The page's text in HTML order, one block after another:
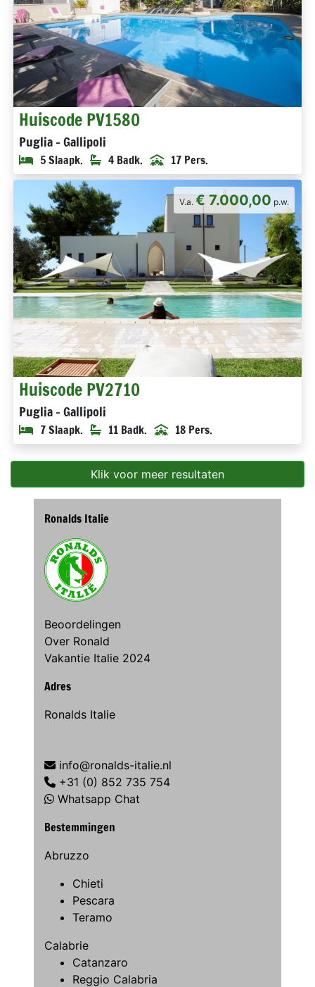
Huiscode PV1580
Puglia - Gallipoli
5 Slaapk. 4 Badk. 17 Pers.
V.a. € 7.000,00 p.w.
Huiscode PV2710
Puglia - Gallipoli
7 Slaapk. 11 Badk. 18 Pers.
Klik voor meer resultaten
Ronalds Italie
Beoordelingen
Over Ronald
Vakantie Italie 2024
Adres
Ronalds Italie
info@ronalds-italie.nl
+31 (0) 852 735 754
Whatsapp Chat
Bestemmingen
Abruzzo
Chieti
Pescara
Teramo
Calabrie
Catanzaro
Reggio Calabria